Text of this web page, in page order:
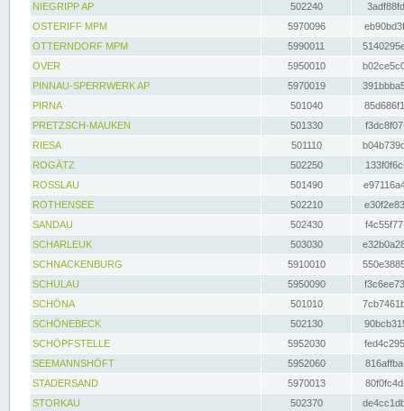
NIEGRIPP AP
502240
OSTERIFF MPM
5970096
OTTERNDORF MPM
5990011
OVER
5950010
PINNAU-SPERRWERK AP
5970019
PIRNA
501040
PRETZSCH-MAUKEN
501330
RIESA
501110
ROGÄTZ
502250
ROSSLAU
501490
ROTHENSEE
502210
SANDAU
502430
SCHARLEUK
503030
SCHNACKENBURG
5910010
SCHULAU
5950090
SCHÖNA
501010
SCHÖNEBECK
502130
SCHÖPFSTELLE
5952030
SEEMANNSHÖFT
5952060
STADERSAND
5970013
STORKAU
502370